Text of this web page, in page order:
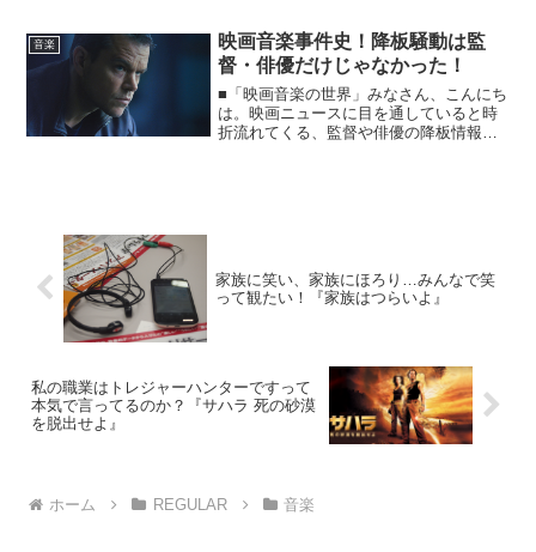
意気込みをお...
音楽
映画音楽事件史！降板騒動は監
督・俳優だけじゃなかった！
■「映画音楽の世界」みなさん、こんにち
は。映画ニュースに目を通していると時
折流れてくる、監督や俳優の降板情報。
家族に笑い、家族にほろり…みんなで笑
って観たい！『家族はつらいよ』
私の職業はトレジャーハンターですって
本気で言ってるのか？『サハラ 死の砂漠
を脱出せよ』
ホーム REGULAR 音楽